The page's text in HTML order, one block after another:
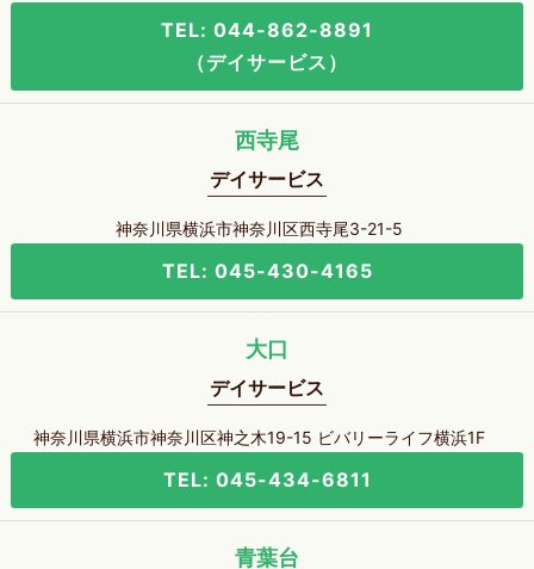
TEL: 044-862-8891
（デイサービス）
西寺尾
デイサービス
神奈川県横浜市神奈川区西寺尾3-21-5
TEL: 045-430-4165
大口
デイサービス
神奈川県横浜市神奈川区神之木19-15 ビバリーライフ横浜1F
TEL: 045-434-6811
青葉台